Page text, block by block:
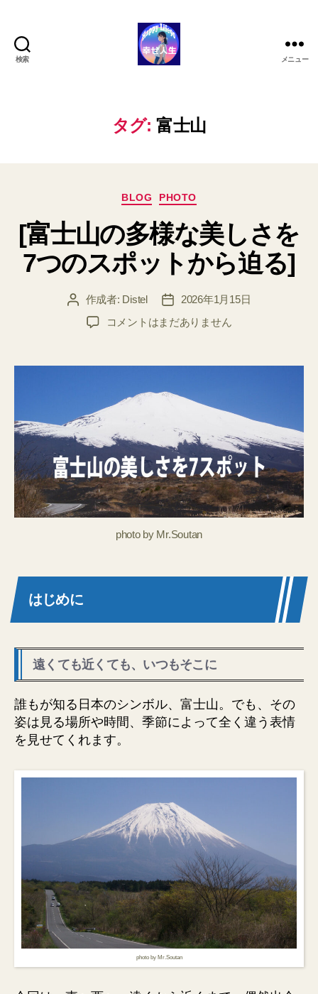
検索
ー
ラ
メニュー
タグ: 富士山
カ
ゴ
リ
ー
BLOG PHOTO
[富士山の多様な美しさを
7つのスポットから迫る]
投 作成者: Distel
投
稿
日
2026年1月15日
[富
の
し
さ
を
7
つ
る]
へ
の
コメントはまだありません
photo by Mr.Soutan
はじめに
遠くても近くても、いつもそこに
誰もが知る日本のシンボル、富士山。でも、その
姿は見る場所や時間、季節によって全く違う表情
を見せてくれます。
photo by Mr.Soutan